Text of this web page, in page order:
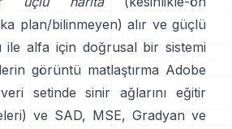
plan/bilinmeyen) alır ve güçlü
ile alfa için doğrusal bir sistemi
görüntü matlaştırma Adobe
veri setinde sinir ağlarını eğitir
) ve SAD, MSE, Gradyan ve